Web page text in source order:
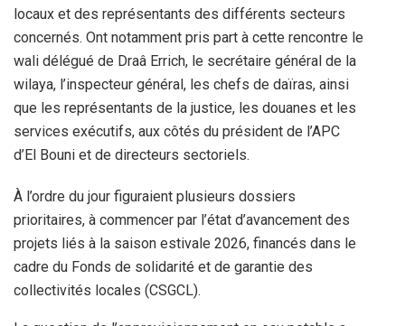
locaux et des représentants des différents secteurs
concernés. Ont notamment pris part à cette rencontre le
wali délégué de Draâ Errich, le secrétaire général de la
wilaya, l’inspecteur général, les chefs de daïras, ainsi
que les représentants de la justice, les douanes et les
services exécutifs, aux côtés du président de l’APC
d’El Bouni et de directeurs sectoriels.
À l’ordre du jour figuraient plusieurs dossiers
prioritaires, à commencer par l’état d’avancement des
projets liés à la saison estivale 2026, financés dans le
cadre du Fonds de solidarité et de garantie des
collectivités locales (CSGCL).